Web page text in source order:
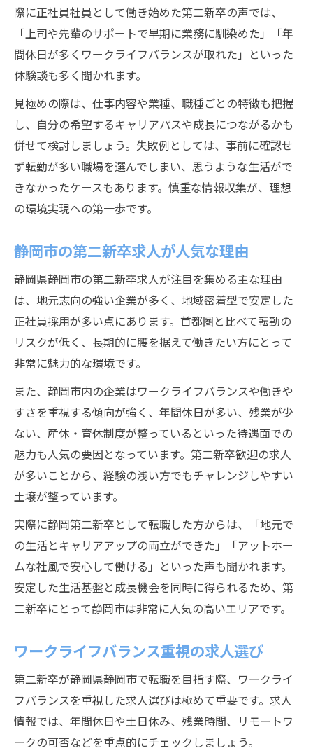
際に正社員社員として働き始めた第二新卒の声では、
「上司や先輩のサポートで早期に業務に馴染めた」「年
間休日が多くワークライフバランスが取れた」といった
体験談も多く聞かれます。
見極めの際は、仕事内容や業種、職種ごとの特徴も把握
し、自分の希望するキャリアパスや成長につながるかも
併せて検討しましょう。失敗例としては、事前に確認せ
ず転勤が多い職場を選んでしまい、思うような生活がで
きなかったケースもあります。慎重な情報収集が、理想
の環境実現への第一歩です。
静岡市の第二新卒求人が人気な理由
静岡県静岡市の第二新卒求人が注目を集める主な理由
は、地元志向の強い企業が多く、地域密着型で安定した
正社員採用が多い点にあります。首都圏と比べて転勤の
リスクが低く、長期的に腰を据えて働きたい方にとって
非常に魅力的な環境です。
また、静岡市内の企業はワークライフバランスや働きや
すさを重視する傾向が強く、年間休日が多い、残業が少
ない、産休・育休制度が整っているといった待遇面での
魅力も人気の要因となっています。第二新卒歓迎の求人
が多いことから、経験の浅い方でもチャレンジしやすい
土壌が整っています。
実際に静岡第二新卒として転職した方からは、「地元で
の生活とキャリアアップの両立ができた」「アットホー
ムな社風で安心して働ける」といった声も聞かれます。
安定した生活基盤と成長機会を同時に得られるため、第
二新卒にとって静岡市は非常に人気の高いエリアです。
ワークライフバランス重視の求人選び
第二新卒が静岡県静岡市で転職を目指す際、ワークライ
フバランスを重視した求人選びは極めて重要です。求人
情報では、年間休日や土日休み、残業時間、リモートワ
ークの可否などを重点的にチェックしましょう。